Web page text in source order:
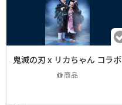
鬼滅の刃 x リカちゃん コラボ
商品